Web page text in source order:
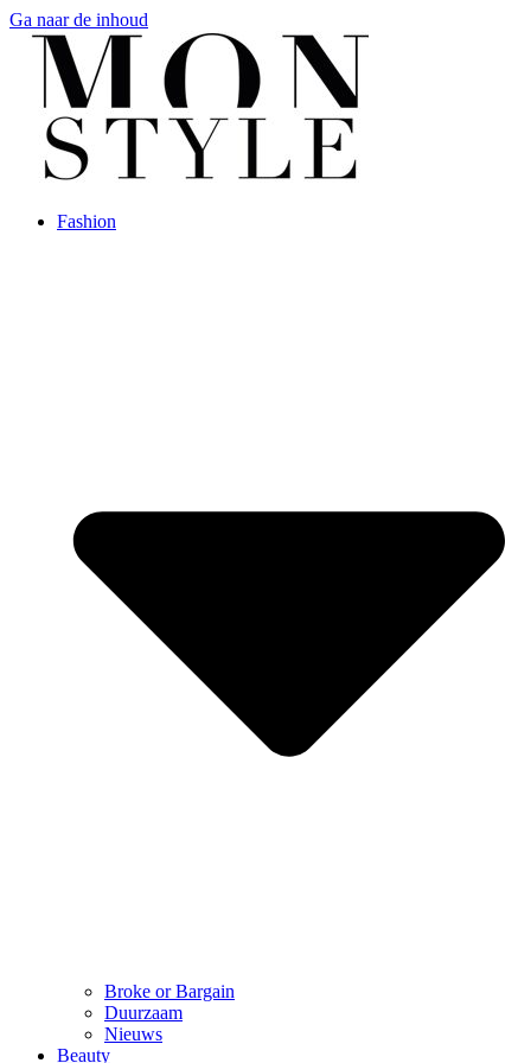
Ga naar de inhoud
Fashion
Broke or Bargain
Duurzaam
Nieuws
Beauty